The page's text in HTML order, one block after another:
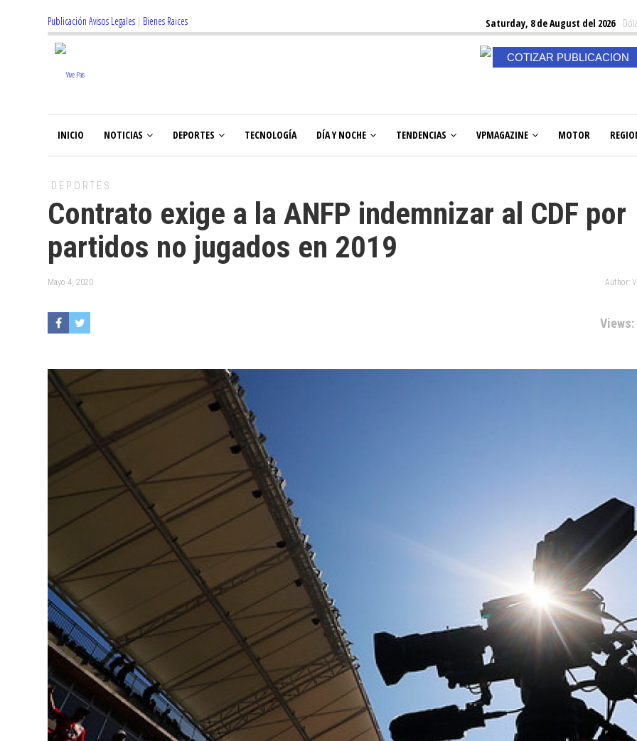
Publicación Avisos Legales | Bienes Raices Saturday, 8 de August del 2026
COTIZAR PUBLICACION
INICIO NOTICIAS DEPORTES TECNOLOGÍA DÍA Y NOCHE TENDENCIAS VPMAGAZINE MOTOR
DEPORTES
Contrato exige a la ANFP indemnizar al CDF por
partidos no jugados en 2019
Mayo 4, 2020 Author:
Views: